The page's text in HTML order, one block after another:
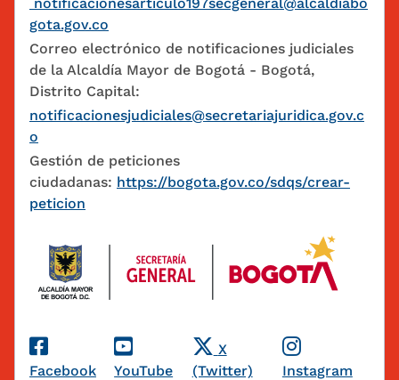
gota.gov.co
Correo electrónico de notificaciones judiciales
de la Alcaldía Mayor de Bogotá - Bogotá,
Distrito Capital:
notificacionesjudiciales@secretariajuridica.gov.c
o
Gestión de peticiones
ciudadanas: https://bogota.gov.co/sdqs/crear-
peticion
Redes Sociales
Facebook YouTube
X
(Twitter)
Instagram